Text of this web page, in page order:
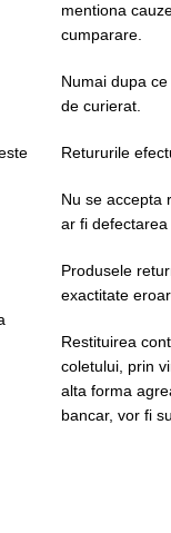
mentiona
cumparare.
Numai dupa
de curierat.
Retururile
Nu se accepta
ar fi
Produsele
exactitate
Restituirea
coletului, prin
alta forma
bancar, vor fi